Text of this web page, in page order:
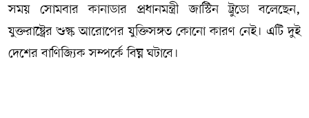
সময় সোমবার কানাডার প্রধানমন্ত্রী জাস্টিন ট্রুডো বলেছেন,
যুক্তরাষ্ট্রের শুল্ক আরোপের যুক্তিসঙ্গত কোনো কারণ নেই। এটি দুই
দেশের বাণিজ্যিক সম্পর্কে বিঘ্ন ঘটাবে।